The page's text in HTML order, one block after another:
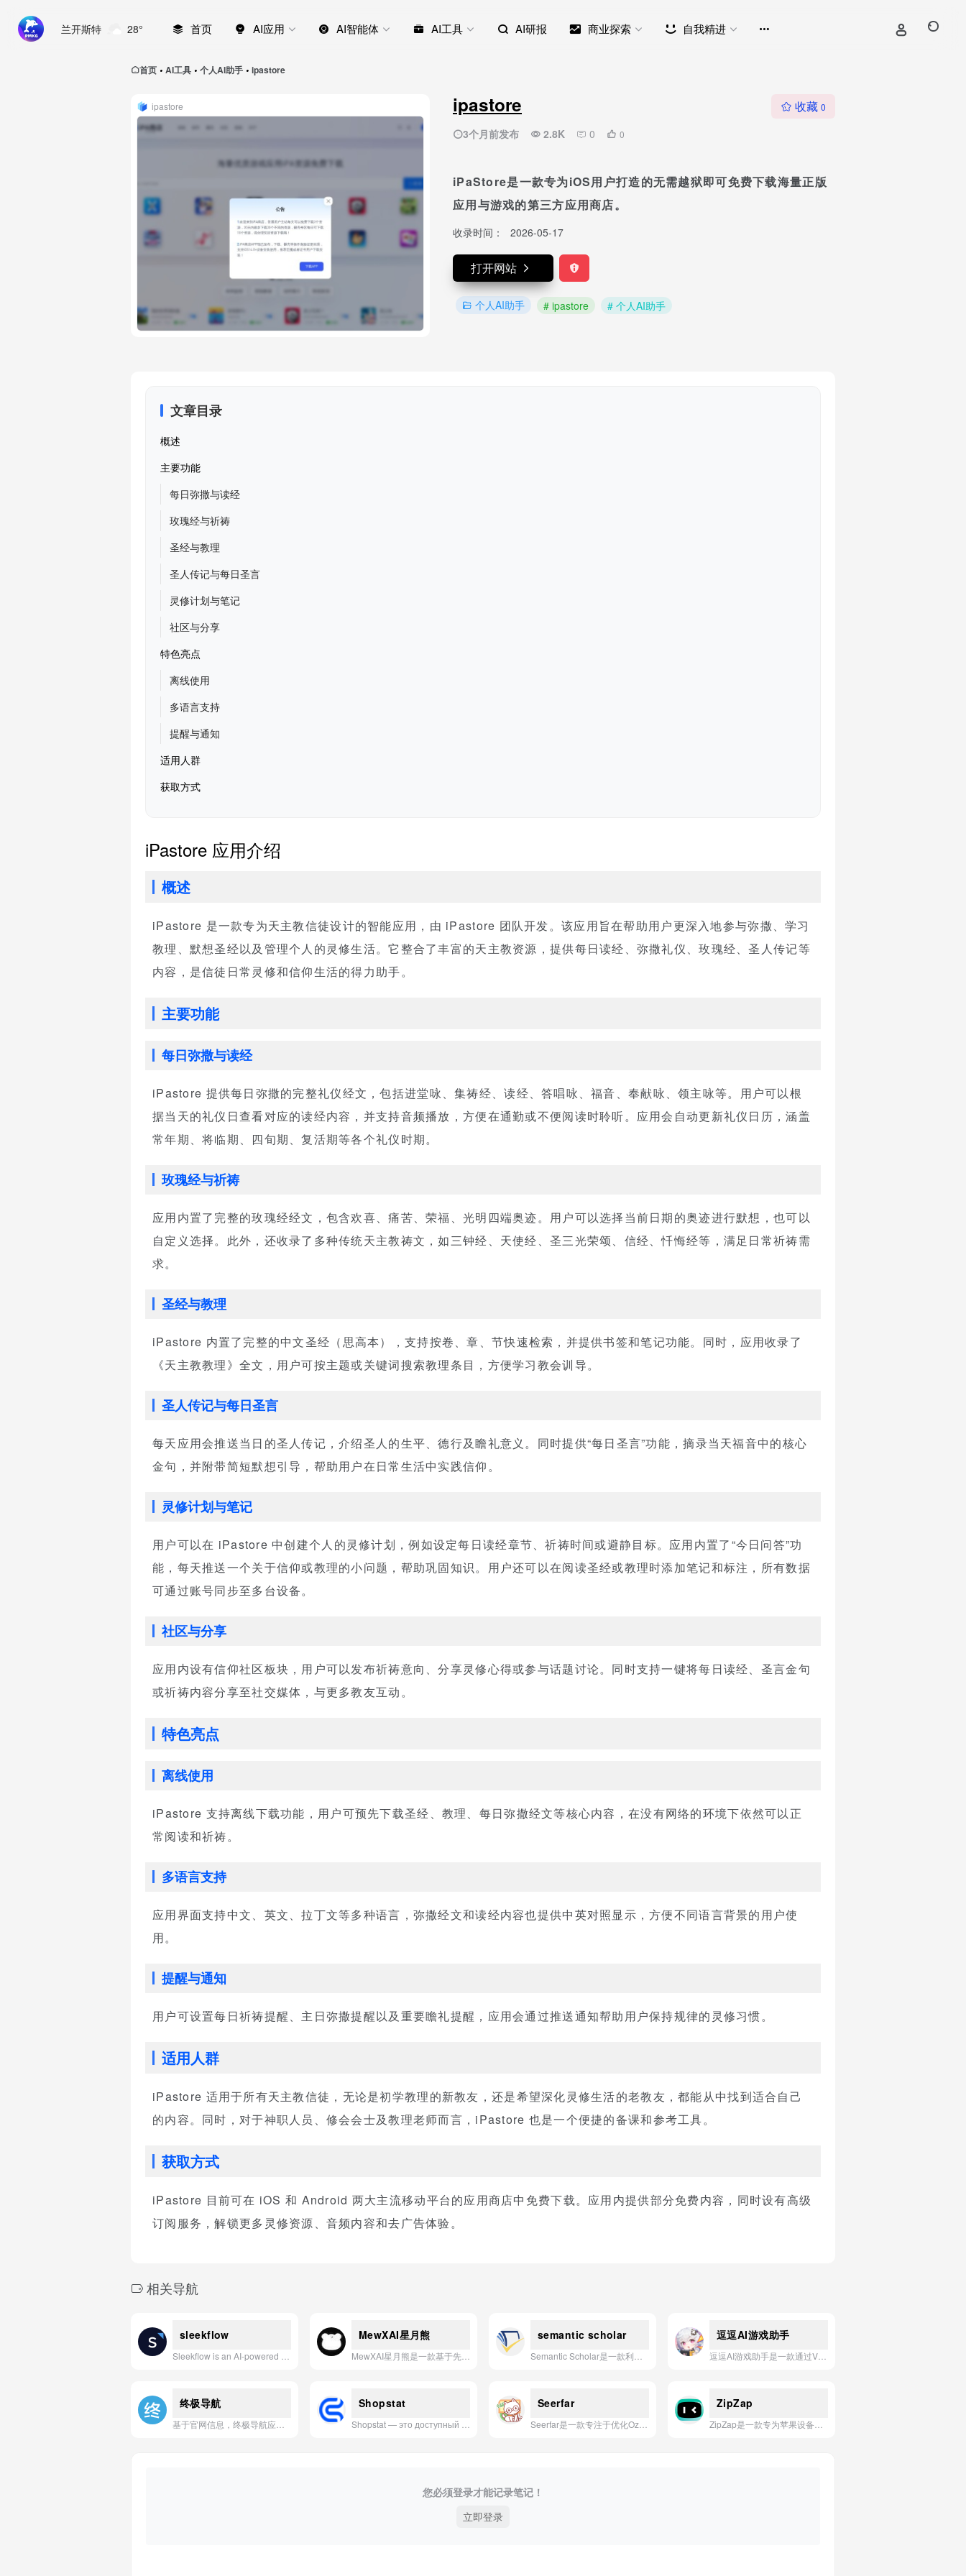
兰开斯特 28° 首页 AI应用 AI智能体 AI工具 AI研报 商业探索 自我精进
首页 • AI工具 • 个人AI助手 • ipastore
ipastore
3个月前发布 2.8K 0 0
收藏 0
iPaStore是一款专为iOS用户打造的无需越狱即可免费下载海量正版
应用与游戏的第三方应用商店。
收录时间： 2026-05-17
打开网站
个人AI助手 # ipastore # 个人AI助手
ipastore
文章目录
概述
主要功能
每日弥撒与读经
玫瑰经与祈祷
圣经与教理
圣人传记与每日圣言
灵修计划与笔记
社区与分享
特色亮点
离线使用
多语言支持
提醒与通知
适用人群
获取方式
iPastore 应用介绍
概述
iPastore 是一款专为天主教信徒设计的智能应用，由 iPastore 团队开发。该应用旨在帮助用户更深入地参与弥撒、学习
教理、默想圣经以及管理个人的灵修生活。它整合了丰富的天主教资源，提供每日读经、弥撒礼仪、玫瑰经、圣人传记等
内容，是信徒日常灵修和信仰生活的得力助手。
主要功能
每日弥撒与读经
iPastore 提供每日弥撒的完整礼仪经文，包括进堂咏、集祷经、读经、答唱咏、福音、奉献咏、领主咏等。用户可以根
据当天的礼仪日查看对应的读经内容，并支持音频播放，方便在通勤或不便阅读时聆听。应用会自动更新礼仪日历，涵盖
常年期、将临期、四旬期、复活期等各个礼仪时期。
玫瑰经与祈祷
应用内置了完整的玫瑰经经文，包含欢喜、痛苦、荣福、光明四端奥迹。用户可以选择当前日期的奥迹进行默想，也可以
自定义选择。此外，还收录了多种传统天主教祷文，如三钟经、天使经、圣三光荣颂、信经、忏悔经等，满足日常祈祷需
求。
圣经与教理
iPastore 内置了完整的中文圣经（思高本），支持按卷、章、节快速检索，并提供书签和笔记功能。同时，应用收录了
《天主教教理》全文，用户可按主题或关键词搜索教理条目，方便学习教会训导。
圣人传记与每日圣言
每天应用会推送当日的圣人传记，介绍圣人的生平、德行及瞻礼意义。同时提供“每日圣言”功能，摘录当天福音中的核心
金句，并附带简短默想引导，帮助用户在日常生活中实践信仰。
灵修计划与笔记
用户可以在 iPastore 中创建个人的灵修计划，例如设定每日读经章节、祈祷时间或避静目标。应用内置了“今日问答”功
能，每天推送一个关于信仰或教理的小问题，帮助巩固知识。用户还可以在阅读圣经或教理时添加笔记和标注，所有数据
可通过账号同步至多台设备。
社区与分享
应用内设有信仰社区板块，用户可以发布祈祷意向、分享灵修心得或参与话题讨论。同时支持一键将每日读经、圣言金句
或祈祷内容分享至社交媒体，与更多教友互动。
特色亮点
离线使用
iPastore 支持离线下载功能，用户可预先下载圣经、教理、每日弥撒经文等核心内容，在没有网络的环境下依然可以正
常阅读和祈祷。
多语言支持
应用界面支持中文、英文、拉丁文等多种语言，弥撒经文和读经内容也提供中英对照显示，方便不同语言背景的用户使
用。
提醒与通知
用户可设置每日祈祷提醒、主日弥撒提醒以及重要瞻礼提醒，应用会通过推送通知帮助用户保持规律的灵修习惯。
适用人群
iPastore 适用于所有天主教信徒，无论是初学教理的新教友，还是希望深化灵修生活的老教友，都能从中找到适合自己
的内容。同时，对于神职人员、修会会士及教理老师而言，iPastore 也是一个便捷的备课和参考工具。
获取方式
iPastore 目前可在 iOS 和 Android 两大主流移动平台的应用商店中免费下载。应用内提供部分免费内容，同时设有高级
订阅服务，解锁更多灵修资源、音频内容和去广告体验。
相关导航
sleekflow MewXAI星月熊 semantic scholar 逗逗AI游戏助手
终极导航 Shopstat Seerfar ZipZap
您必须登录才能记录笔记！
立即登录